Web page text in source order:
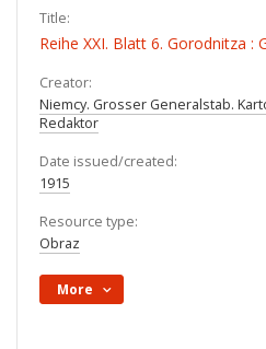
Title:
Reihe XXI. Blatt 6. Gorodnitza :
Creator:
Niemcy. Grosser Generalstab.
Redaktor
Date issued/created:
1915
Resource type:
Obraz
More